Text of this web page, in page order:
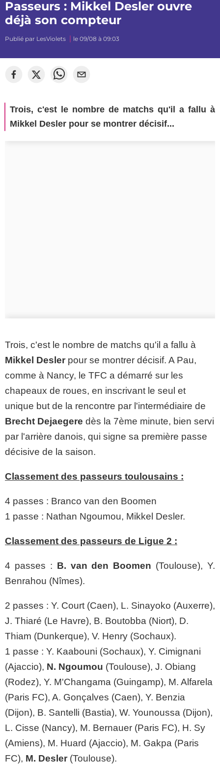
Passeurs : Mikkel Desler ouvre
déjà son compteur
Publié par LesViolets le 09/08 à 09:03
Trois, c'est le nombre de matchs qu'il a fallu à
Mikkel Desler pour se montrer décisif...
Trois, c'est le nombre de matchs qu'il a fallu à
Mikkel Desler pour se montrer décisif. A Pau,
comme à Nancy, le TFC a démarré sur les
chapeaux de roues, en inscrivant le seul et
unique but de la rencontre par l'intermédiaire de
Brecht Dejaegere dès la 7ème minute, bien servi
par l'arrière danois, qui signe sa première passe
décisive de la saison.
Classement des passeurs toulousains :
4 passes : Branco van den Boomen
1 passe : Nathan Ngoumou, Mikkel Desler.
Classement des passeurs de Ligue 2 :
4 passes : B. van den Boomen (Toulouse), Y.
Benrahou (Nîmes).
2 passes : Y. Court (Caen), L. Sinayoko (Auxerre),
J. Thiaré (Le Havre), B. Boutobba (Niort), D.
Thiam (Dunkerque), V. Henry (Sochaux).
1 passe : Y. Kaabouni (Sochaux), Y. Cimignani
(Ajaccio), N. Ngoumou (Toulouse), J. Obiang
(Rodez), Y. M'Changama (Guingamp), M. Alfarela
(Paris FC), A. Gonçalves (Caen), Y. Benzia
(Dijon), B. Santelli (Bastia), W. Younoussa (Dijon),
L. Cisse (Nancy), M. Bernauer (Paris FC), H. Sy
(Amiens), M. Huard (Ajaccio), M. Gakpa (Paris
FC), M. Desler (Toulouse).